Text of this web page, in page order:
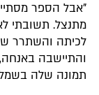
"אבל הספר
מתנצל. תשובתי
לכיתה והשתרר
והתיישבה
תמונה שלה